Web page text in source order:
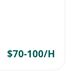
$70-100/H